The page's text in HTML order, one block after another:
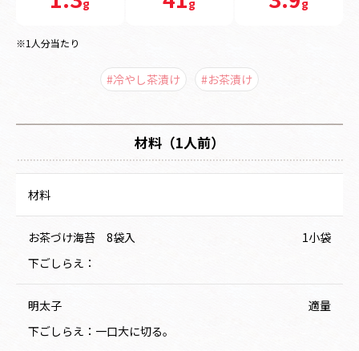
※1人分当たり
#冷やし茶漬け #お茶漬け
材料（1人前）
材料
お茶づけ海苔 8袋入
1小袋
下ごしらえ：
明太子
適量
下ごしらえ：一口大に切る。